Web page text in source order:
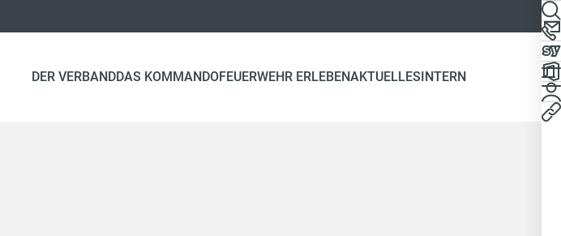
DER VERBANDDAS KOMMANDOFEUERWEHR ERLEBENAKTUELLESINTERN